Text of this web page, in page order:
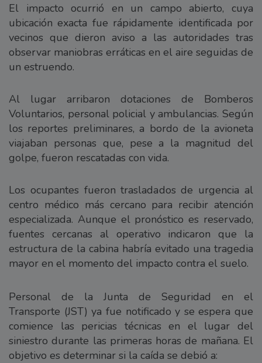
El impacto ocurrió en un campo abierto, cuya
ubicación exacta fue rápidamente identificada por
vecinos que dieron aviso a las autoridades tras
observar maniobras erráticas en el aire seguidas de
un estruendo.
Al lugar arribaron dotaciones de Bomberos
Voluntarios, personal policial y ambulancias. Según
los reportes preliminares, a bordo de la avioneta
viajaban personas que, pese a la magnitud del
golpe, fueron rescatadas con vida.
Los ocupantes fueron trasladados de urgencia al
centro médico más cercano para recibir atención
especializada. Aunque el pronóstico es reservado,
fuentes cercanas al operativo indicaron que la
estructura de la cabina habría evitado una tragedia
mayor en el momento del impacto contra el suelo.
Personal de la Junta de Seguridad en el
Transporte (JST) ya fue notificado y se espera que
comience las pericias técnicas en el lugar del
siniestro durante las primeras horas de mañana. El
objetivo es determinar si la caída se debió a: